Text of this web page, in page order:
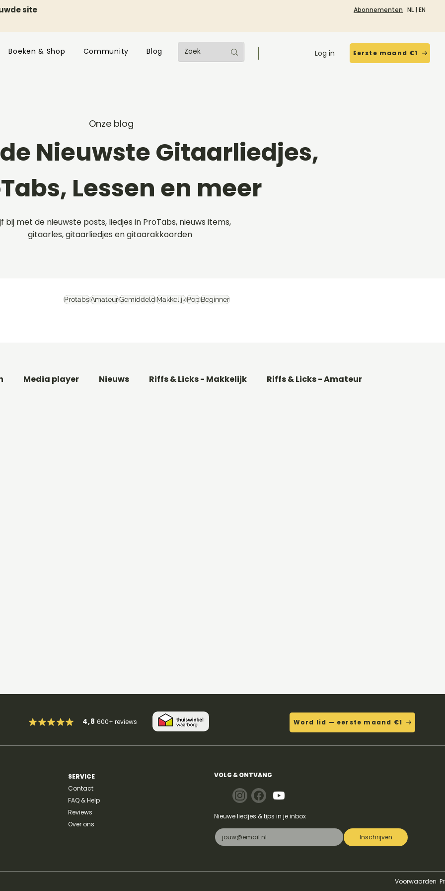
site Abonnementen NL | EN
Boeken & Shop Community Blog Log in Eerste maand €1
Onze blog
Nieuwste Gitaarliedjes,
Lessen en meer
bij met de nieuwste posts, liedjes in ProTabs, nieuws items,
gitaarles, gitaarliedjes en gitaarakkoorden
ProtabsAmateurGemiddeldMakkelijkPopBeginner
Media player Nieuws Riffs & Licks - Makkelijk Riffs & Licks - Amateur
4,8600+reviews Word lid — eerste maand €1
SERVICE
Contact
FAQ & Help
Reviews
Over ons
VOLG & ONTVANG
Nieuwe liedjes & tips in je inbox
Inschrijven
Voorwaarden